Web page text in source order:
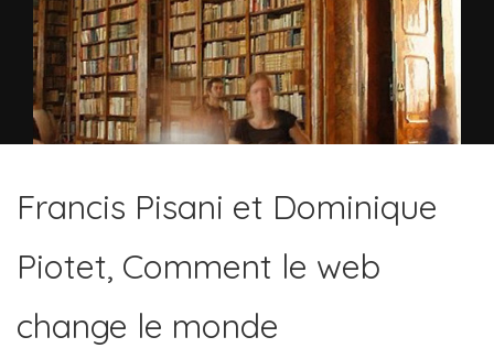
Francis Pisani et Dominique
Piotet, Comment le web
change le monde